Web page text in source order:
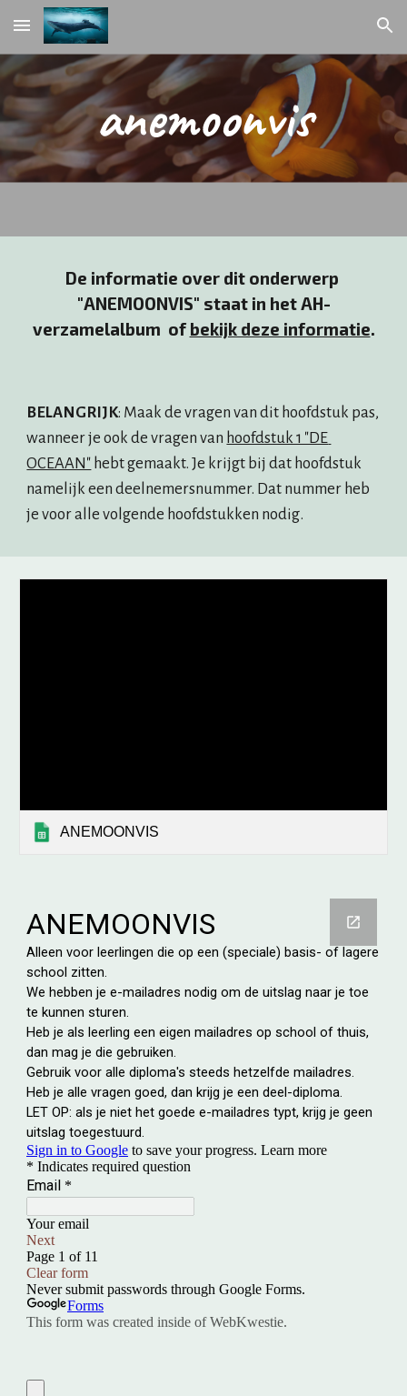
Skip to main content Skip to navigation
anemoonvis
De informatie over dit onderwerp
"ANEMOONVIS" staat in het AH-
verzamelalbum  of bekijk deze informatie.
BELANGRIJK: Maak de vragen van dit hoofdstuk pas,
wanneer je ook de vragen van hoofdstuk 1 "DE
OCEAAN" hebt gemaakt. Je krijgt bij dat hoofdstuk
namelijk een deelnemersnummer. Dat nummer heb
je voor alle volgende hoofdstukken nodig.
ANEMOONVIS